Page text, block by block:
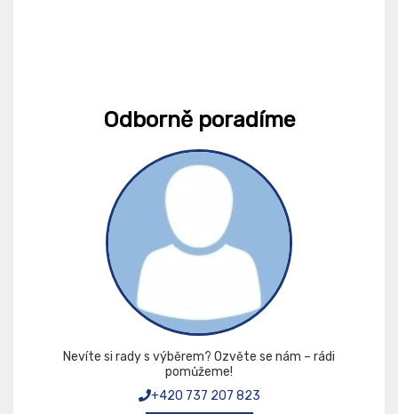
Odborně poradíme
Nevíte si rady s výběrem? Ozvěte se nám – rádi
pomůžeme!
+420 737 207 823